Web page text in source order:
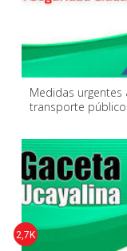
Medidas
transporte público
2,7K